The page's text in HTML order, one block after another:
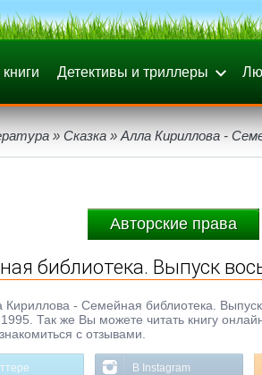
Детективы и триллеры
» Сказка » Алла Кириллова -
Авторские права
библиотека. Выпуск
Кириллова - Семейная библиотека.
Так же Вы можете читать книгу
с отзывами.
В Instagram